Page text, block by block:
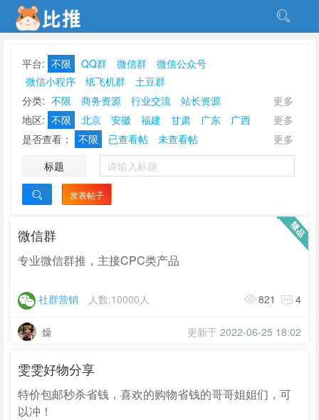
平台: 不限 QQ群 微信群
微信公众号
微信小程序
纸飞机群
土豆群
分类: 不限 商务资源 行业交流
站长资源
点赞刷单
放单接单 甲乙互金 软件开发
游戏棋牌
社群营销
地推校推 刷量补量
资源互换
休闲娱乐 其他分类
更多
地区: 不限 北京 安徽 福建 甘肃 广东
广西
贵州
海南 河北 河南 黑龙江 湖北
辽宁 内蒙古 宁夏 青海 山东
山西
陕西
上海 四川 天津 西藏 新疆 云南
浙江
重庆
香港 澳门
更多
是否查看：
不限 已查看帖 未查看帖
更多
标题
 发表帖子
微信群
专业微信群推，主接CPC类产品
社群营销 人数:10000人 821 4
燥 更新于 2022-06-25 18:02
雯雯好物分享
特价包邮秒杀省钱，喜欢的购物省钱的哥哥姐姐们，可
以冲！